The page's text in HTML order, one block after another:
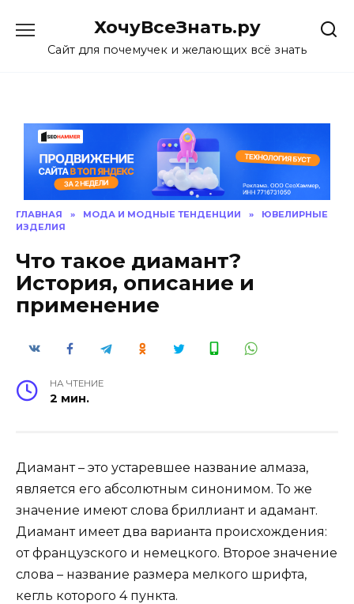
content
ХочуВсеЗнать.ру
Сайт для почемучек и желающих всё знать
ГЛАВНАЯ » МОДА И МОДНЫЕ ТЕНДЕНЦИИ »
ЮВЕЛИРНЫЕ
ИЗДЕЛИЯ
Что такое диамант?
История, описание и
применение
НА ЧТЕНИЕ
2 мин.
Диамант – это устаревшее название алмаза,
является его абсолютным синонимом. То же
значение имеют слова бриллиант и адамант.
Диамант имеет два варианта происхождения:
от французского и немецкого. Второе значение
слова – название размера мелкого шрифта,
кегль которого 4 пункта.